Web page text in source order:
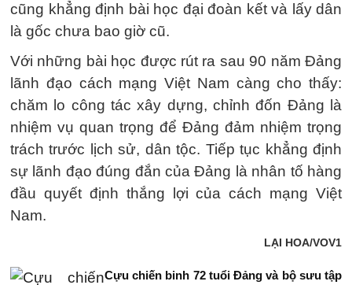
cũng khẳng định bài học đại đoàn kết và lấy dân
là gốc chưa bao giờ cũ.
Với những bài học được rút ra sau 90 năm Đảng
lãnh đạo cách mạng Việt Nam càng cho thấy:
chăm lo công tác xây dựng, chỉnh đốn Đảng là
nhiệm vụ quan trọng để Đảng đảm nhiệm trọng
trách trước lịch sử, dân tộc. Tiếp tục khẳng định
sự lãnh đạo đúng đắn của Đảng là nhân tố hàng
đầu quyết định thắng lợi của cách mạng Việt
Nam.
LẠI HOA/VOV1
Cựu chiến binh 72 tuổi Đảng và bộ sưu tập